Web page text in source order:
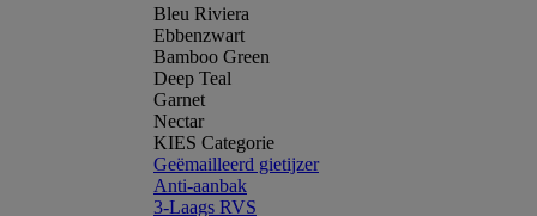
Bleu Riviera
Ebbenzwart
Bamboo Green
Deep Teal
Garnet
Nectar
KIES Categorie
Geëmailleerd gietijzer
Anti-aanbak
3-Laags RVS